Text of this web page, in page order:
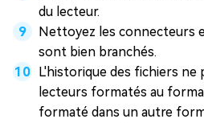
du lecteur.
Nettoyez les connecteurs
sont bien branchés.
L'historique des fichiers ne
lecteurs formatés au
formaté dans un autre